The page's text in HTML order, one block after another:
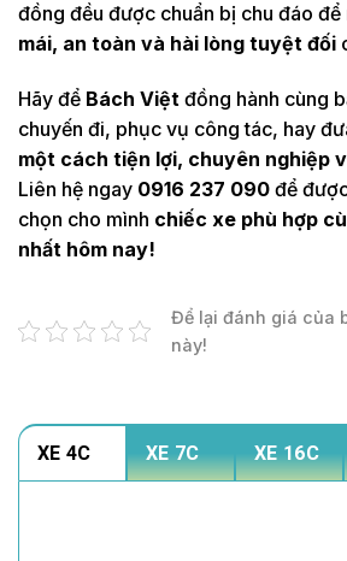
đồng đều được chuẩn bị chu đáo để
mái, an toàn và hài lòng tuyệt đối
Hãy để Bách Việt đồng hành cùng
chuyến đi, phục vụ công tác, hay
một cách tiện lợi, chuyên nghiệp
Liên hệ ngay 0916 237 090 để
chọn cho mình chiếc xe phù hợp
nhất hôm nay!
Để lại đánh giá của
này!
XE 4C XE 7C XE 16C